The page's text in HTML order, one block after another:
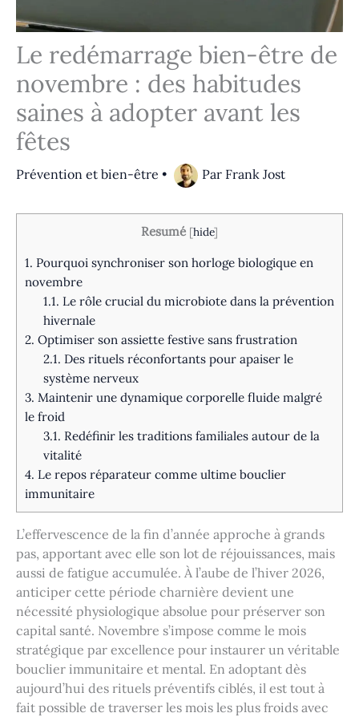
Le redémarrage bien-être de
novembre : des habitudes
saines à adopter avant les
fêtes
Prévention et bien-être • Par Frank Jost
Resumé [hide]
1. Pourquoi synchroniser son horloge biologique en
novembre
1.1. Le rôle crucial du microbiote dans la prévention
hivernale
2. Optimiser son assiette festive sans frustration
2.1. Des rituels réconfortants pour apaiser le
système nerveux
3. Maintenir une dynamique corporelle fluide malgré
le froid
3.1. Redéfinir les traditions familiales autour de la
vitalité
4. Le repos réparateur comme ultime bouclier
immunitaire
L’effervescence de la fin d’année approche à grands
pas, apportant avec elle son lot de réjouissances, mais
aussi de fatigue accumulée. À l’aube de l’hiver 2026,
anticiper cette période charnière devient une
nécessité physiologique absolue pour préserver son
capital santé. Novembre s’impose comme le mois
stratégique par excellence pour instaurer un véritable
bouclier immunitaire et mental. En adoptant dès
aujourd’hui des rituels préventifs ciblés, il est tout à
fait possible de traverser les mois les plus froids avec